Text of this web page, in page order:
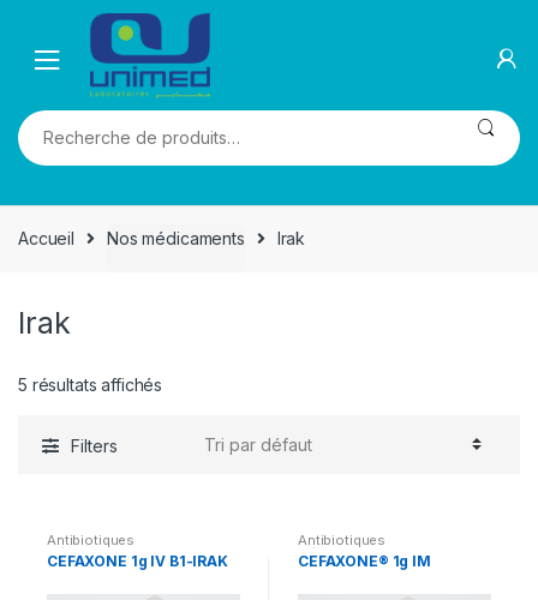
navigation
content
Recherche
pour :
Accueil Nos médicaments Irak
Irak
5 résultats affichés
Filters
Antibiotiques
Céphalosporines , Irak
CEFAXONE 1g IV B1-IRAK
Antibiotiques
Céphalosporines ,Irak
CEFAXONE® 1g IM